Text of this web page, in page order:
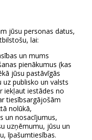
jūsu personas datus,
lai:
un mums
pienākumus (kas
jūsu pastāvīgās
uz publisko un valsts
iekļaut iestādes no
tiesībsargājošām
nolūkā,
un nosacījumus,
uzņēmumu, jūsu un
īpašumtiesības.